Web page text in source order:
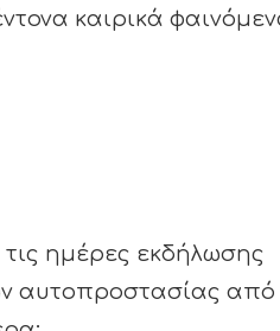
καιρικά
τις ημέρες εκδήλωσης
αυτοπροστασίας από